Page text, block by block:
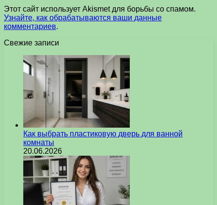
Этот сайт использует Akismet для борьбы со спамом.
Узнайте, как обрабатываются ваши данные
комментариев.
Свежие записи
Как выбрать пластиковую дверь для ванной
комнаты
20.06.2026